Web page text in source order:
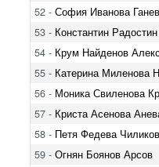
52 - София Иванова
53 - Константин
54 - Крум Найденов
55 - Катерина Миленова
56 - Моника Свиленова
57 - Криста Асенова
58 - Петя Федева
59 - Огнян Боянов Арсов